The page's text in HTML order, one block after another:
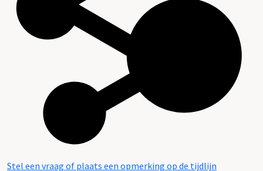
Stel een vraag of plaats een opmerking op de tijdlijn